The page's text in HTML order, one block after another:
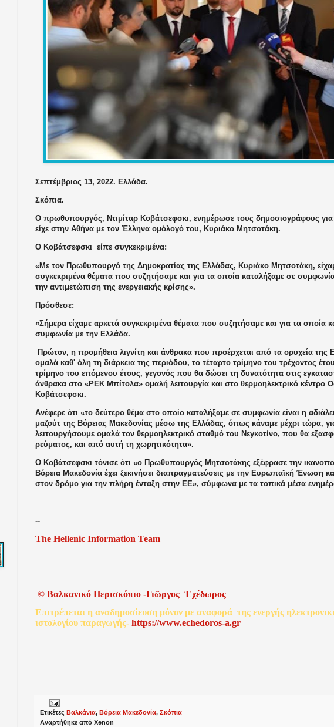
Σεπτέμβριος 13, 2022. Ελλάδα.
Σκόπια.
Ο πρωθυπουργός, Ντιμίταρ Κοβάτσεφσκι, ενημέρωσε τους δημοσιογράφους για
είχε στην Αθήνα με τον Έλληνα ομόλογό του, Κυριάκο Μητσοτάκη.
Ο Κοβάτσεφσκι είπε συγκεκριμένα:
«Με τον Πρωθυπουργό της Δημοκρατίας της Ελλάδας, Κυριάκο Μητσοτάκη,
συγκεκριμένα θέματα που συζητήσαμε και για τα οποία καταλήξαμε σε
την αντιμετώπιση της ενεργειακής κρίσης».
Πρόσθεσε:
«Σήμερα είχαμε αρκετά συγκεκριμένα θέματα που συζητήσαμε και για τα οποία
συμφωνία με την Ελλάδα.
Πρώτον, η προμήθεια λιγνίτη και άνθρακα που προέρχεται από τα ορυχεία της
ομαλά καθ' όλη τη διάρκεια της περιόδου, το τέταρτο τρίμηνο του τρέχοντος
τρίμηνο του επόμενου έτους, γεγονός που θα δώσει τη δυνατότητα στις
άνθρακα στο «ΡΕΚ Μπίτολα» ομαλή λειτουργία και στο θερμοηλεκτρικό κέντρο
Κοβάτσεφσκι.
Ανέφερε ότι «το δεύτερο θέμα στο οποίο καταλήξαμε σε συμφωνία είναι η
μαζούτ της Βόρειας Μακεδονίας μέσω της Ελλάδας, όπως κάναμε μέχρι τώρα,
λειτουργήσουμε ομαλά τον θερμοηλεκτρικό σταθμό του Νεγκοτίνο, που θα
ρεύματος, και από αυτή τη χωρητικότητα».
Ο Κοβάτσεφσκι τόνισε ότι «ο Πρωθυπουργός Μητσοτάκης εξέφρασε την
Βόρεια Μακεδονία έχει ξεκινήσει διαπραγματεύσεις με την Ευρωπαϊκή Ένωση
στον δρόμο για την πλήρη ένταξη στην ΕΕ», σύμφωνα με τα τοπικά μέσα
--
The Hellenic Information Team
© Βαλκανικό Περισκόπιο -Γιῶργος Ἐχέδωρος
Επιτρέπεται η αναδημοσίευση μόνον με αναφορά της ενεργής
ιστολογίου παραγωγής- https://www.echedoros-a.gr
Ετικέτες Βαλκάνια, Βόρεια Μακεδονία, Σκόπια
Αναρτήθηκε από Xenon